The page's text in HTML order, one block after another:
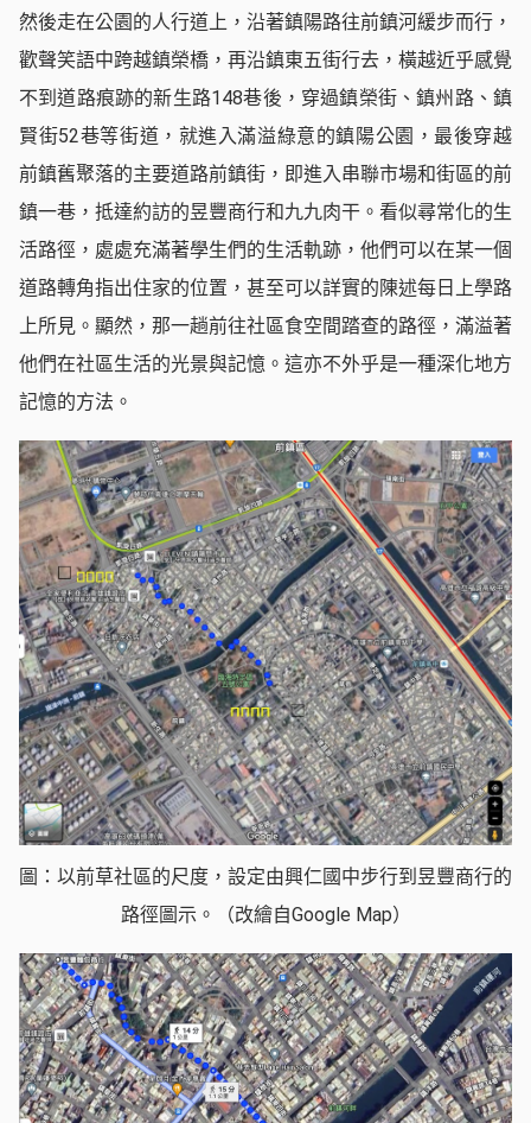
然後走在公園的人行道上，沿著鎮陽路往前鎮河緩步而行，
歡聲笑語中跨越鎮榮橋，再沿鎮東五街行去，橫越近乎感覺
不到道路痕跡的新生路148巷後，穿過鎮榮街、鎮州路、鎮
賢街52巷等街道，就進入滿溢綠意的鎮陽公園，最後穿越
前鎮舊聚落的主要道路前鎮街，即進入串聯市場和街區的前
鎮一巷，抵達約訪的昱豐商行和九九肉干。看似尋常化的生
活路徑，處處充滿著學生們的生活軌跡，他們可以在某一個
道路轉角指出住家的位置，甚至可以詳實的陳述每日上學路
上所見。顯然，那一趟前往社區食空間踏查的路徑，滿溢著
他們在社區生活的光景與記憶。這亦不外乎是一種深化地方
記憶的方法。
圖：以前草社區的尺度，設定由興仁國中步行到昱豐商行的
路徑圖示。（改繪自Google Map）